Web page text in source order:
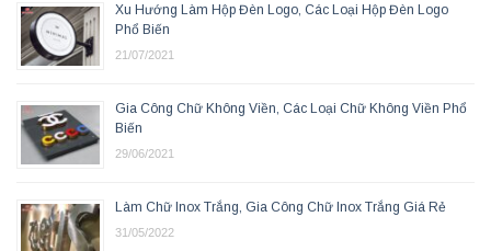
Xu Hướng Làm Hộp Đèn Logo, Các Loại Hộp Đèn Logo
Phổ Biến
21/07/2021
Gia Công Chữ Không Viền, Các Loại Chữ Không Viền Phổ
Biến
29/06/2021
Làm Chữ Inox Trắng, Gia Công Chữ Inox Trắng Giá Rẻ
31/05/2022